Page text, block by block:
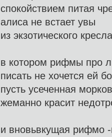
спокойствием питая
алиса не встает увы
из экзотического кресла
в котором рифмы про
писать не хочется ей
пусть усеченная
жеманно красит
и вновьвкущая рифмо